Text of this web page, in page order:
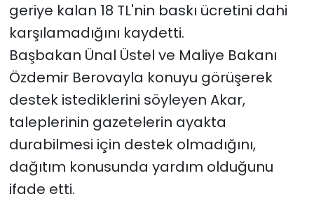
geriye kalan 18 TL'nin baskı ücretini dahi
karşılamadığını kaydetti.
Başbakan Ünal Üstel ve Maliye Bakanı
Özdemir Berovayla konuyu görüşerek
destek istediklerini söyleyen Akar,
taleplerinin gazetelerin ayakta
durabilmesi için destek olmadığını,
dağıtım konusunda yardım olduğunu
ifade etti.